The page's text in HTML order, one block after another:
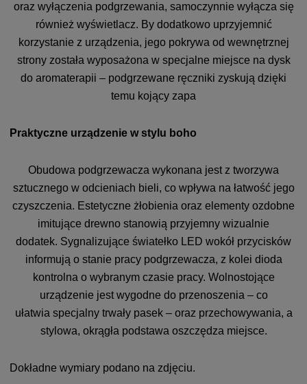
oraz wyłączenia podgrzewania, samoczynnie wyłącza się
również wyświetlacz. By dodatkowo uprzyjemnić
korzystanie z urządzenia, jego pokrywa od wewnętrznej
strony została wyposażona w specjalne miejsce na dysk
do aromaterapii – podgrzewane ręczniki zyskują dzięki
temu kojący zapa
Praktyczne urządzenie w stylu boho
Obudowa podgrzewacza wykonana jest z tworzywa
sztucznego w odcieniach bieli, co wpływa na łatwość jego
czyszczenia. Estetyczne żłobienia oraz elementy ozdobne
imitujące drewno stanowią przyjemny wizualnie
dodatek. Sygnalizujące światełko LED wokół przycisków
informują o stanie pracy podgrzewacza, z kolei dioda
kontrolna o wybranym czasie pracy. Wolnostojące
urządzenie jest wygodne do przenoszenia – co
ułatwia specjalny trwały pasek – oraz przechowywania, a
stylowa, okrągła podstawa oszczędza miejsce.
Dokładne wymiary podano na zdjęciu.